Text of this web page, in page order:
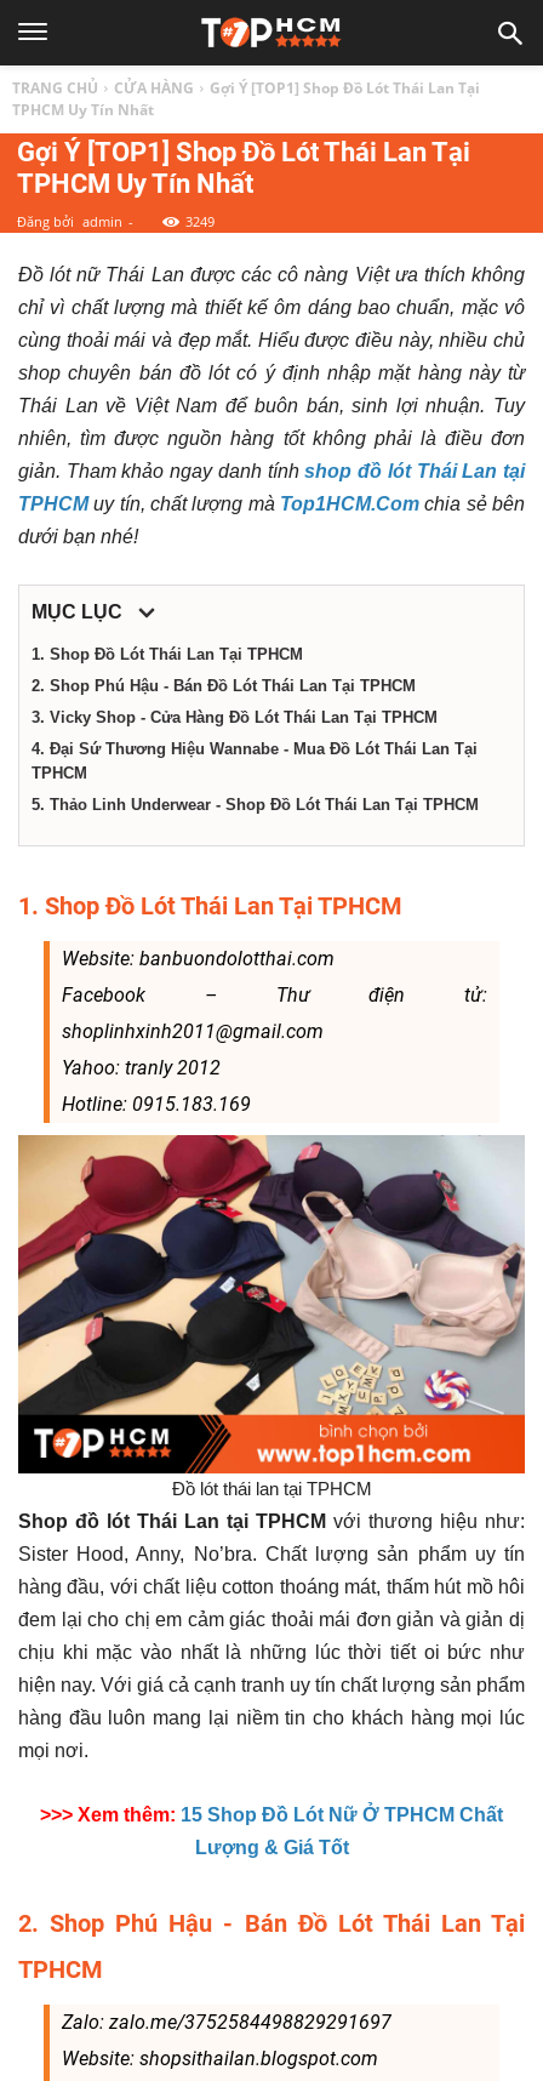
1
HCM
địa
điểm,
dịch
vụ
tại
Thành
Hồ
TRANG CHỦ CỬA HÀNG
Gợi Ý [TOP1] Shop Đồ Lót Thái Lan Tại
TPHCM Uy Tín Nhất
Gợi Ý [TOP1] Shop Đồ Lót Thái Lan Tại
TPHCM Uy Tín Nhất
Đăng bởi admin - 3249
Đồ lót nữ Thái Lan được các cô nàng Việt ưa thích không
chỉ vì chất lượng mà thiết kế ôm dáng bao chuẩn, mặc vô
cùng thoải mái và đẹp mắt. Hiểu được điều này, nhiều chủ
shop chuyên bán đồ lót có ý định nhập mặt hàng này từ
Thái Lan về Việt Nam để buôn bán, sinh lợi nhuận. Tuy
nhiên, tìm được nguồn hàng tốt không phải là điều đơn
giản. Tham khảo ngay danh tínhshop đồ lót Thái Lan tại
TPHCMuy tín, chất lượng mà Top1HCM.Com chia sẻ bên
dưới bạn nhé!
MỤC LỤC
1. Shop Đồ Lót Thái Lan Tại TPHCM
2. Shop Phú Hậu - Bán Đồ Lót Thái Lan Tại TPHCM
3. Vicky Shop - Cửa Hàng Đồ Lót Thái Lan Tại TPHCM
4. Đại Sứ Thương Hiệu Wannabe - Mua Đồ Lót Thái Lan Tại
TPHCM
5. Thảo Linh Underwear - Shop Đồ Lót Thái Lan Tại TPHCM
1. Shop Đồ Lót Thái Lan Tại TPHCM
Website: banbuondolotthai.com
Facebook – Thư điện tử:
shoplinhxinh2011@gmail.com
Yahoo: tranly 2012
Hotline: 0915.183.169
Đồ lót thái lan tại TPHCM
Shop đồ lót Thái Lan tại TPHCM với thương hiệu như:
Sister Hood, Anny, No’bra. Chất lượng sản phẩm uy tín
hàng đầu, với chất liệu cotton thoáng mát, thấm hút mồ hôi
đem lại cho chị em cảm giác thoải mái đơn giản và giản dị
chịu khi mặc vào nhất là những lúc thời tiết oi bức như
hiện nay. Với giá cả cạnh tranh uy tín chất lượng sản phẩm
hàng đầu luôn mang lại niềm tin cho khách hàng mọi lúc
mọi nơi.
>>> Xem thêm: 15 Shop Đồ Lót Nữ Ở TPHCM Chất
Lượng & Giá Tốt
2. Shop Phú Hậu - Bán Đồ Lót Thái Lan Tại
TPHCM
Zalo: zalo.me/3752584498829291697
Website: shopsithailan.blogspot.com